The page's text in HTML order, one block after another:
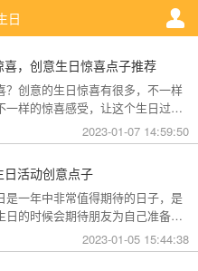
日
，创意生日惊喜点子推荐
？创意的生日惊喜有很多，不一样
一样的惊喜感受，让这个生日过得
有不一样的意义。礼帮帮生日策划
意生日惊喜点子推荐的内容，一起
2023-01-07 14:59:50
活动创意点子
是一年中非常值得期待的日子，是
日的时候会期待朋友为自己准备生
礼帮帮生日策划公司小编整理了一
内容，一起来看看如何准备生日活
2023-01-05 15:44:38